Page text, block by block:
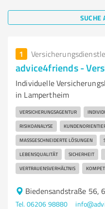
SUCHE
1
advice4friends -
Individuelle
in Lampertheim
VERSICHERUNGSAGENTUR
RISIKOANALYSE
MASSGESCHNEIDERTE LÖSUNGEN
LEBENSQUALITÄT SICHERHEIT
VERTRAUENSVERHÄLTNIS
Biedensandstraße 56,
Tel. 06206 98880